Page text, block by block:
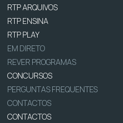
RTP ARQUIVOS
RTP ENSINA
RTP PLAY
EM DIRETO
REVER PROGRAMAS
CONCURSOS
PERGUNTAS FREQUENTES
CONTACTOS
CONTACTOS